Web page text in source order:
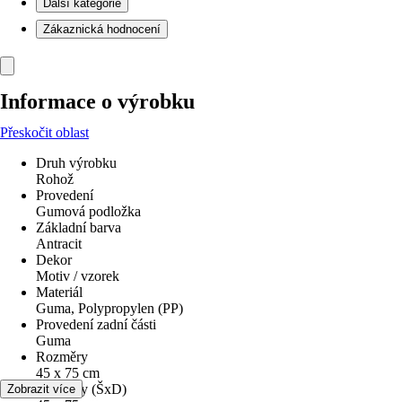
Další kategorie
Zákaznická hodnocení
Informace o výrobku
Přeskočit oblast
Druh výrobku
Rohož
Provedení
Gumová podložka
Základní barva
Antracit
Dekor
Motiv / vzorek
Materiál
Guma, Polypropylen (PP)
Provedení zadní části
Guma
Rozměry
45 x 75 cm
Rozměry (ŠxD)
Zobrazit více